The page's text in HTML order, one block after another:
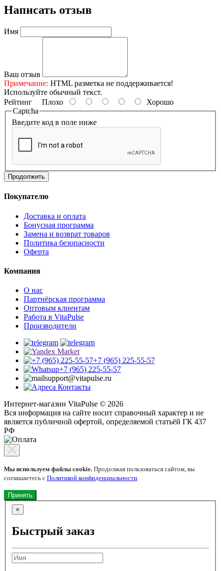
Написать отзыв
Имя
Ваш отзыв
Примечание: HTML разметка не поддерживается!
Используйте обычный текст.
Рейтинг Плохо
Хорошо
Captcha
Введите код в поле ниже
Продолжить
Покупателю
Доставка и оплата
Бонусная программа
Замена и возврат товаров
Политика безопасности
Оферта
Компания
О нас
Партнёрская программа
Оптовым клиентам
Работа в VitaPulse
Производители
+7 (965) 225-55-57
+7 (965) 225-55-57
support@vitapulse.ru
Контакты
Интернет-магазин VitaPulse © 2026
Вся информация на сайте носит справочный характер и не
является публичной офертой, определяемой статьёй ГК 437
РФ
Мы используем файлы cookie. Продолжая пользоваться сайтом, вы
соглашаетесь с Политикой конфиденциальности.
Принять
×
Быстрый заказ